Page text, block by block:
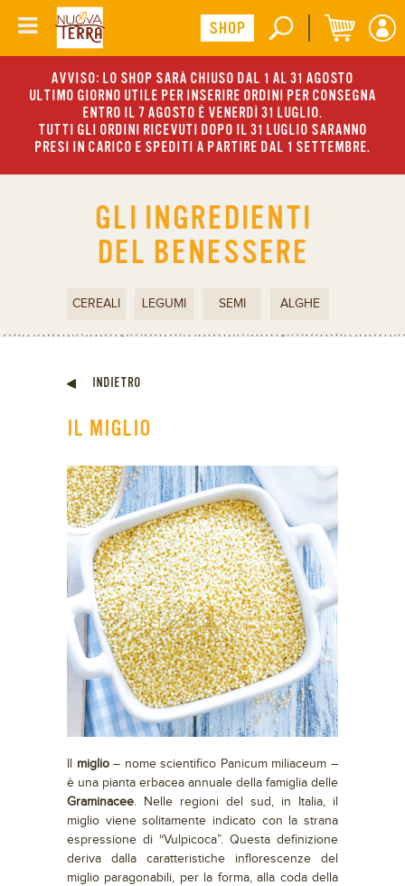
AVVISO: LO SHOP SARÀ CHIUSO DAL 1 AL 31 AGOSTO
ULTIMO GIORNO UTILE PER INSERIRE ORDINI PER CONSEGNA
ENTRO IL 7 AGOSTO È VENERDÌ 31 LUGLIO.
TUTTI GLI ORDINI RICEVUTI DOPO IL 31 LUGLIO SARANNO
PRESI IN CARICO E SPEDITI A PARTIRE DAL 1 SETTEMBRE.
GLI INGREDIENTI
DEL BENESSERE
CEREALI LEGUMI SEMI ALGHE
INDIETRO
IL MIGLIO
miglio– nome scientifico Panicum miliaceum –
è una pianta erbacea annuale della famiglia delle
Graminacee. Nelle regioni del sud, in Italia, il
miglio viene solitamente indicato con la strana
espressione di “Vulpicoca”. Questa definizione
deriva dalla caratteristiche inflorescenze del
miglio paragonabili, per la forma, alla coda della